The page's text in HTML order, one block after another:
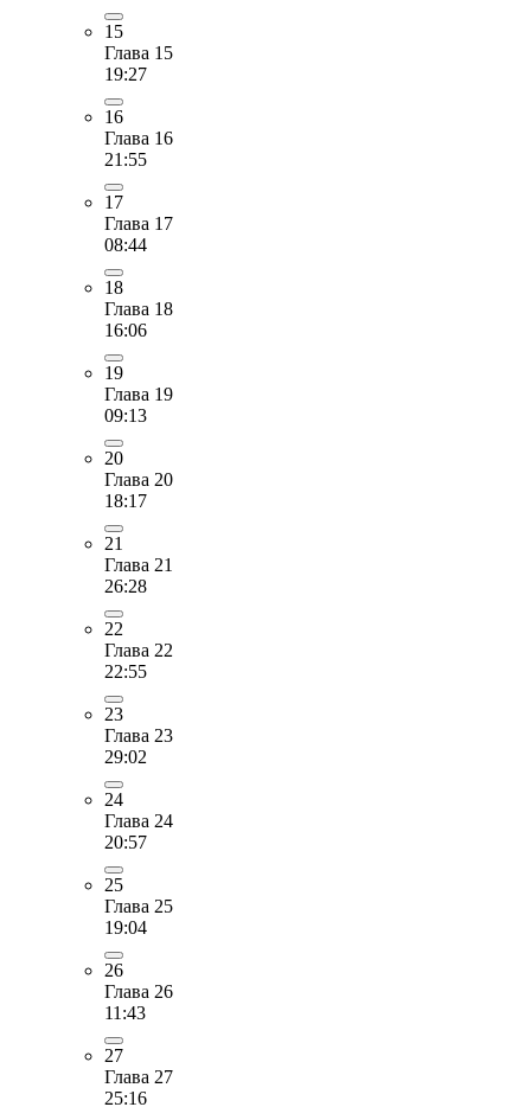
15
Глава 15
19:27
16
Глава 16
21:55
17
Глава 17
08:44
18
Глава 18
16:06
19
Глава 19
09:13
20
Глава 20
18:17
21
Глава 21
26:28
22
Глава 22
22:55
23
Глава 23
29:02
24
Глава 24
20:57
25
Глава 25
19:04
26
Глава 26
11:43
27
Глава 27
25:16